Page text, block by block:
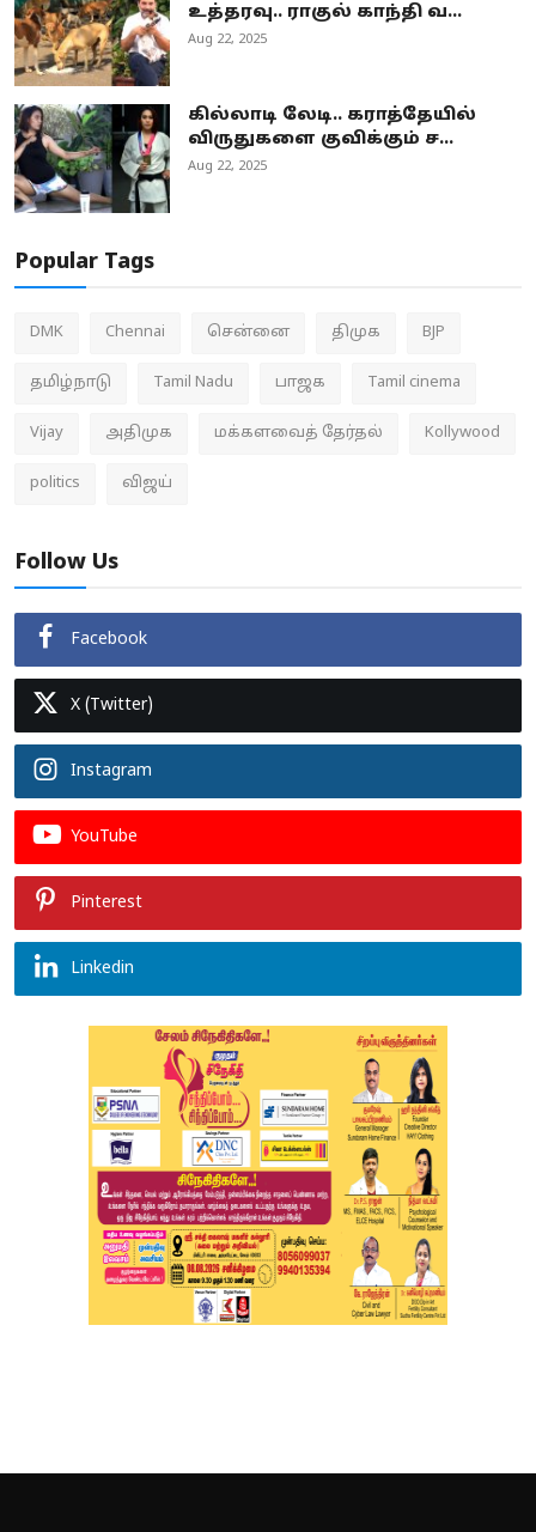
உத்தரவு.. ராகுல் காந்தி வ...
Aug 22, 2025
கில்லாடி லேடி.. கராத்தேயில்
விருதுகளை குவிக்கும் ச...
Aug 22, 2025
Popular Tags
DMK Chennai சென்னை திமுக BJP
தமிழ்நாடு Tamil Nadu பாஜக Tamil cinema
Vijay அதிமுக மக்களவைத் தேர்தல் Kollywood
politics விஜய்
Follow Us
Facebook
X (Twitter)
Instagram
YouTube
Pinterest
Linkedin